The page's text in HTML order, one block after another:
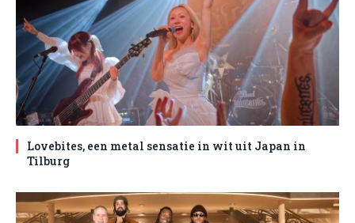
Lovebites, een metal sensatie in wit uit Japan in
Tilburg